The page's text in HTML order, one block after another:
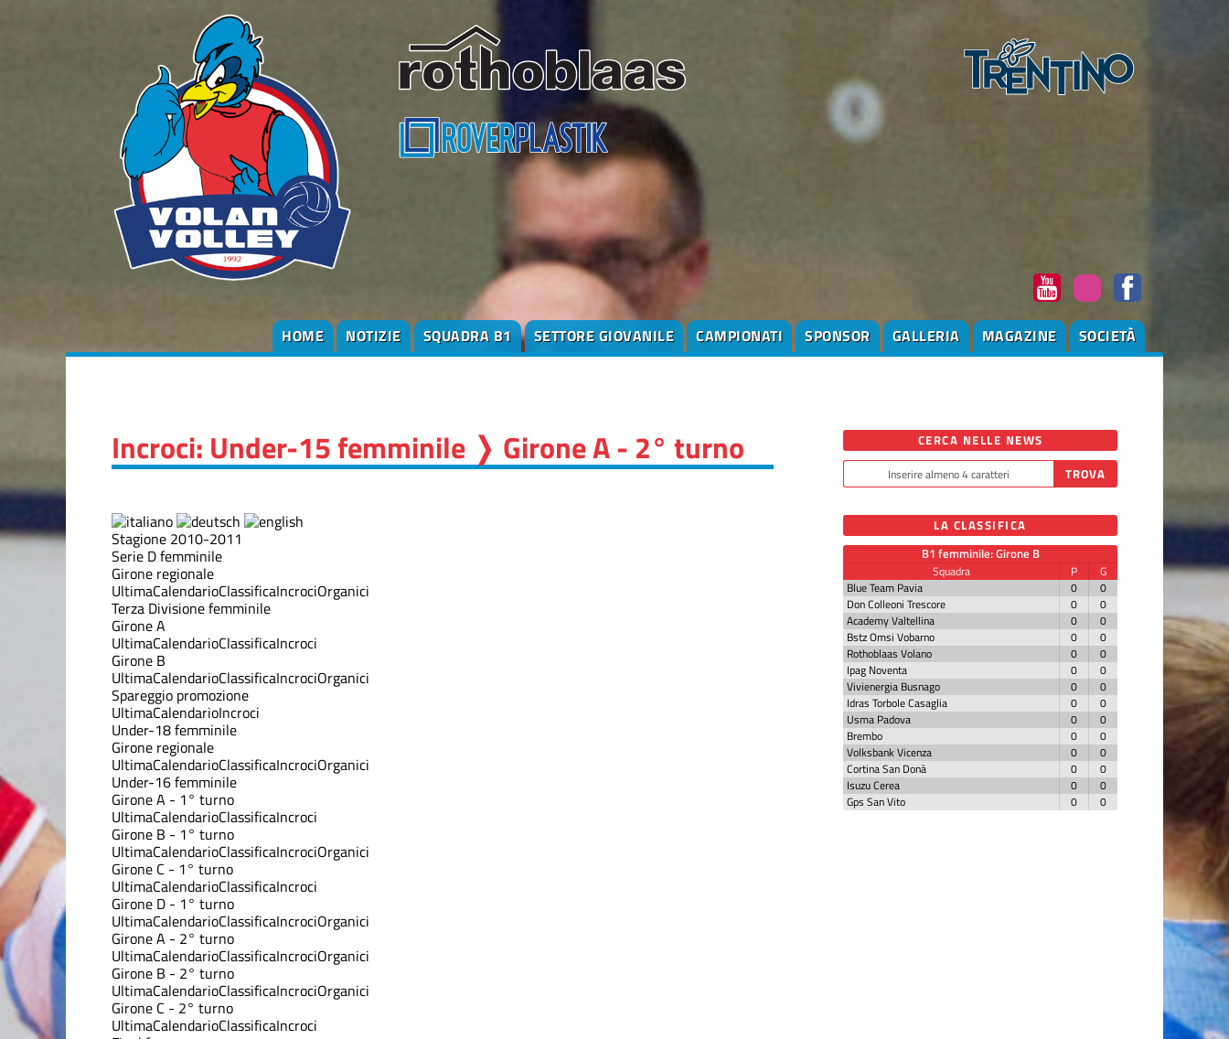
HOME NOTIZIE SQUADRA B1 SETTORE GIOVANILE CAMPIONATI SPONSOR GALLERIA MAGAZINE SOCIETÀ
Incroci: Under-15 femminile ❭ Girone A - 2° turno
Stagione 2010-2011
Serie D femminile
Girone regionale
UltimaCalendarioClassificaIncrociOrganici
Terza Divisione femminile
Girone A
UltimaCalendarioClassificaIncroci
Girone B
UltimaCalendarioClassificaIncrociOrganici
Spareggio promozione
UltimaCalendarioIncroci
Under-18 femminile
Girone regionale
UltimaCalendarioClassificaIncrociOrganici
Under-16 femminile
Girone A - 1° turno
UltimaCalendarioClassificaIncroci
Girone B - 1° turno
UltimaCalendarioClassificaIncrociOrganici
Girone C - 1° turno
UltimaCalendarioClassificaIncroci
Girone D - 1° turno
UltimaCalendarioClassificaIncrociOrganici
Girone A - 2° turno
UltimaCalendarioClassificaIncrociOrganici
Girone B - 2° turno
UltimaCalendarioClassificaIncrociOrganici
Girone C - 2° turno
UltimaCalendarioClassificaIncroci
CERCA NELLE NEWS
LA CLASSIFICA
B1 femminile: Girone B
Squadra P
G
Blue Team Pavia
0
0
Don Colleoni Trescore
0
0
Academy Valtellina
0
0
Bstz Omsi Vobarno
0
0
Rothoblaas Volano
0
0
Ipag Noventa
0
0
Vivienergia Busnago
0
0
Idras Torbole Casaglia
0
0
Usma Padova
0
0
Brembo
0
0
Volksbank Vicenza
0
0
Cortina San Donà
0
0
Isuzu Cerea
0
0
Gps San Vito
0 0